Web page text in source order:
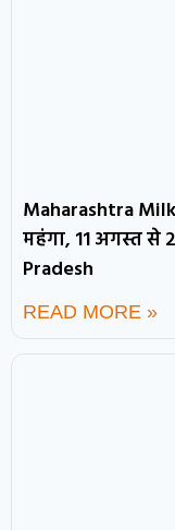
Maharashtra Milk
महंगा, 11 अगस्त से
Pradesh
READ MORE »